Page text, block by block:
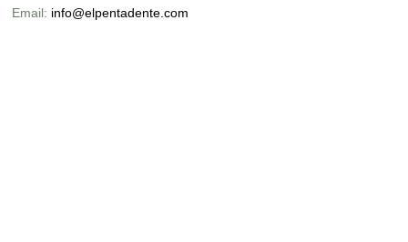
Email: info@elpentadente.com